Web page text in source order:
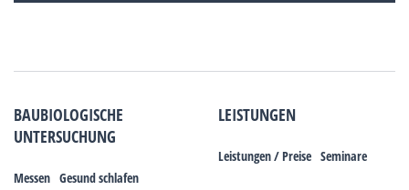
BAUBIOLOGISCHE
UNTERSUCHUNG
Messen Gesund schlafen
LEISTUNGEN
Leistungen / Preise Seminare